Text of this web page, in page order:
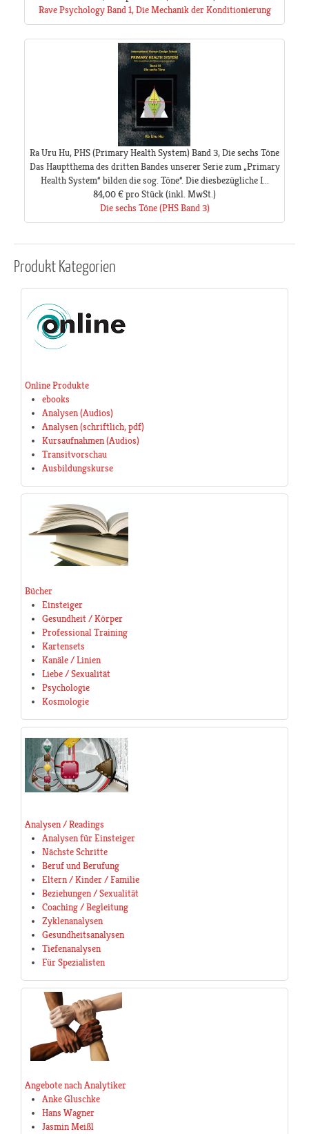
Rave Psychology Band 1, Die Mechanik der Konditionierung
Ra Uru Hu, PHS (Primary Health System) Band 3, Die sechs Töne
Das Hauptthema des dritten Bandes unserer Serie zum „Primary
Health System“ bilden die sog. Töne“. Die diesbezügliche I...
84,00 €pro Stück(inkl. MwSt.)
Die sechs Töne (PHS Band 3)
ProduktKategorien
Online Produkte
ebooks
Analysen (Audios)
Analysen (schriftlich, pdf)
Kursaufnahmen (Audios)
Transitvorschau
Ausbildungskurse
Bücher
Einsteiger
Gesundheit / Körper
Professional Training
Kartensets
Kanäle / Linien
Liebe / Sexualität
Psychologie
Kosmologie
Analysen / Readings
Analysen für Einsteiger
Nächste Schritte
Beruf und Berufung
Eltern / Kinder / Familie
Beziehungen / Sexualität
Coaching / Begleitung
Zyklenanalysen
Gesundheitsanalysen
Tiefenanalysen
Für Spezialisten
Angebote nach Analytiker
Anke Gluschke
Hans Wagner
Jasmin Meißl